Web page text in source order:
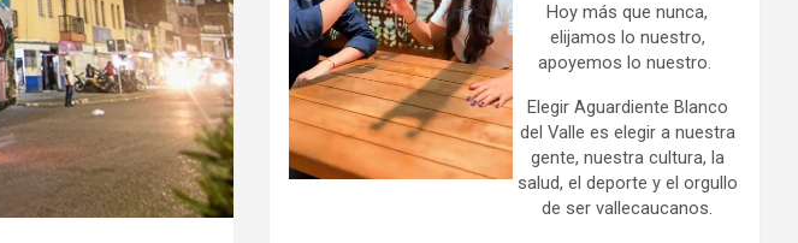
Hoy más que nunca,
elijamos lo nuestro,
apoyemos lo nuestro.
Elegir Aguardiente Blanco
del Valle es elegir a nuestra
gente, nuestra cultura, la
salud, el deporte y el orgullo
de ser vallecaucanos.